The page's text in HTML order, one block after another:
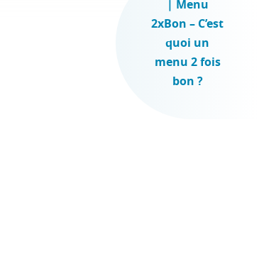
| Menu
2xBon – C’est
quoi un
menu 2 fois
bon ?